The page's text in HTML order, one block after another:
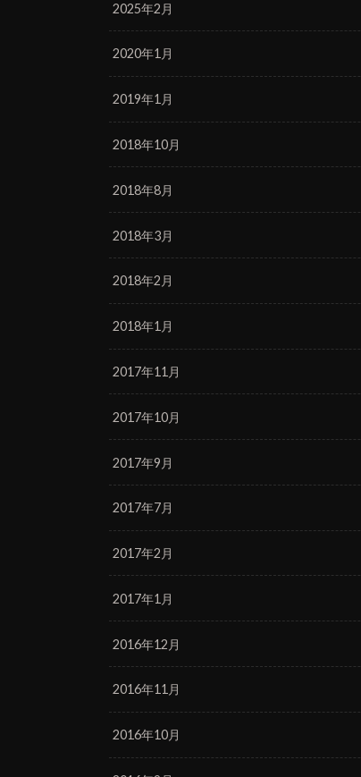
2025年2月
2020年1月
2019年1月
2018年10月
2018年8月
2018年3月
2018年2月
2018年1月
2017年11月
2017年10月
2017年9月
2017年7月
2017年2月
2017年1月
2016年12月
2016年11月
2016年10月